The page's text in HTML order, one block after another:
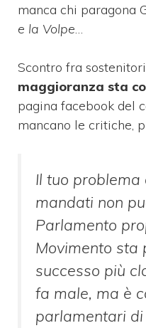
manca chi paragona
e la Volpe…
Scontro fra
maggioranza sta
pagina facebook del
mancano le critiche,
Il tuo problema
mandati non
Parlamento
Movimento sta
successo più
fa male, ma è
parlamentari